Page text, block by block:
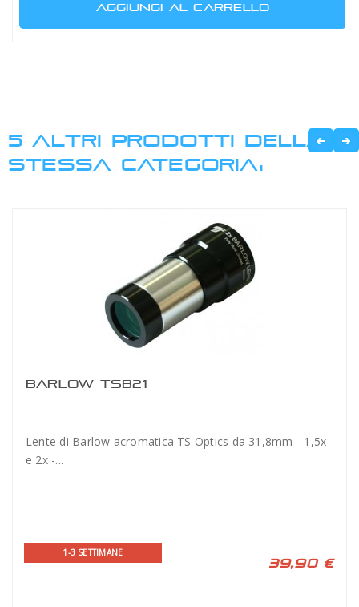
AGGIUNGI AL CARRELLO
5 ALTRI PRODOTTI DELLA
STESSA CATEGORIA:
BARLOW TSB21
Lente di Barlow acromatica TS Optics da 31,8mm - 1,5x
e 2x -...
1-3 SETTIMANE
39,90 €